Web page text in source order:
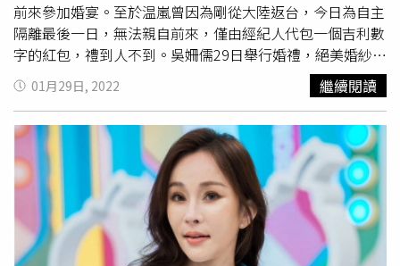
Raymond（右二）是Sandy夫妻的牽線人，與MIN（左
起）、曾理、Andy一起擔任伴郎。
前來參加婚宴。至於温嵐曾因為剛從大陸返台，今日為自主
隔離最後一日，無法親自前來，僅由經紀人代包一個吉利數
字的紅包，禮到人不到。吳姍儒29日舉行婚禮，絕美婚紗照
同步曝光。（圖／容易文創提供）婚宴進行前，吳宗憲攜同
女兒吳姍儒一同受訪，表示在數月之內接連將二女兒跟大女
兒都嫁出門有點感傷，但對於大女婿非常滿意，「他個子又
高、教養又好，打籃球又很狠，兩人點滴我參與到底。」之
後卻不改幽默本色，笑說：「生、養、教、陪，賠錢的
賠。」一旁的吳姍儒則立刻回說：「你要不要先進去就
坐。」笑翻全場。吳姍儒29日舉行婚禮，絕美婚紗照同步曝
光。（圖／容易文創提供）家中老四吳睿軒（鹿希派）日前
因吸食大麻遭逮，老爸吳宗憲當時下令不得他參加大姊吳姍
01月29日, 2022 繼續閱讀